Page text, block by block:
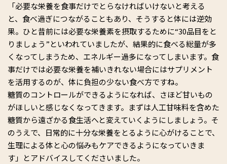
「必要な栄養を食事だけでとらなければいけないと考える
と、食べ過ぎにつながることもあり、そうすると体には逆効
果。ひと昔前には必要な栄養素を摂取するために“30品目をと
りましょう”といわれていましたが、結果的に食べる総量が多
くなってしまうため、エネルギー過多になってしまいます。食
事だけでは必要な栄養を補いきれない場合にはサプリメント
を活用するのが、体に負担の少ない食べ方ですね。
糖質のコントロールができるようになれば、さほど甘いもの
がほしいと感じなくなってきます。まずは人工甘味料を含めた
糖質から遠ざかる食生活へと変えていくようにしましょう。そ
のうえで、日常的に十分な栄養をとるように心がけることで、
生理による体と心の悩みもケアできるようになっていきま
す」とアドバイスしてくださいました。